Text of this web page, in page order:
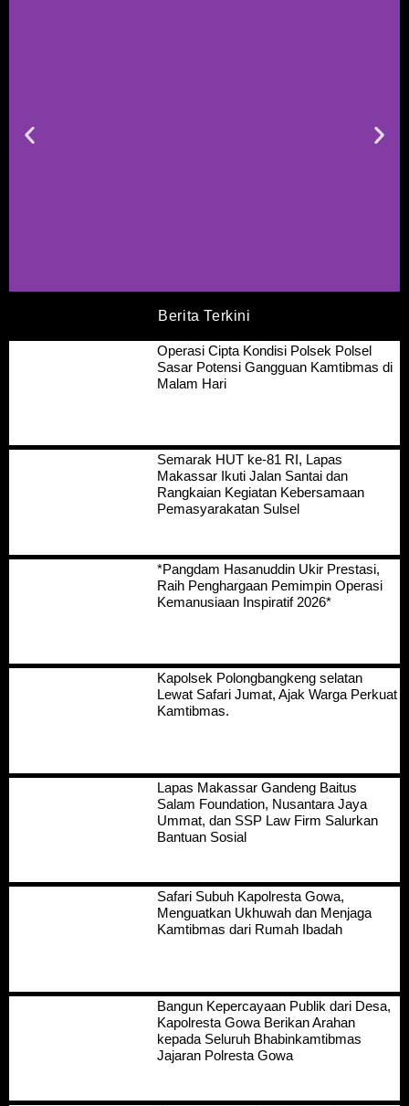
Berita Terkini
Operasi Cipta Kondisi Polsek Polsel
Sasar Potensi Gangguan Kamtibmas di
Malam Hari
Semarak HUT ke-81 RI, Lapas
Makassar Ikuti Jalan Santai dan
Rangkaian Kegiatan Kebersamaan
Pemasyarakatan Sulsel
*Pangdam Hasanuddin Ukir Prestasi,
Raih Penghargaan Pemimpin Operasi
Kemanusiaan Inspiratif 2026*
Kapolsek Polongbangkeng selatan
Lewat Safari Jumat, Ajak Warga Perkuat
Kamtibmas.
Lapas Makassar Gandeng Baitus
Salam Foundation, Nusantara Jaya
Ummat, dan SSP Law Firm Salurkan
Bantuan Sosial
Safari Subuh Kapolresta Gowa,
Menguatkan Ukhuwah dan Menjaga
Kamtibmas dari Rumah Ibadah
Bangun Kepercayaan Publik dari Desa,
Kapolresta Gowa Berikan Arahan
kepada Seluruh Bhabinkamtibmas
Jajaran Polresta Gowa